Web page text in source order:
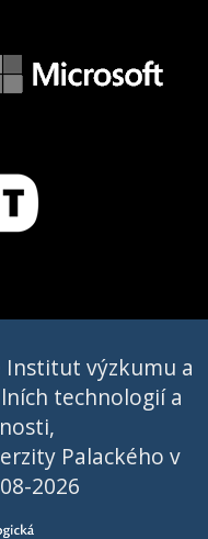
Institut výzkumu a
technologií a
Palackého v
2026